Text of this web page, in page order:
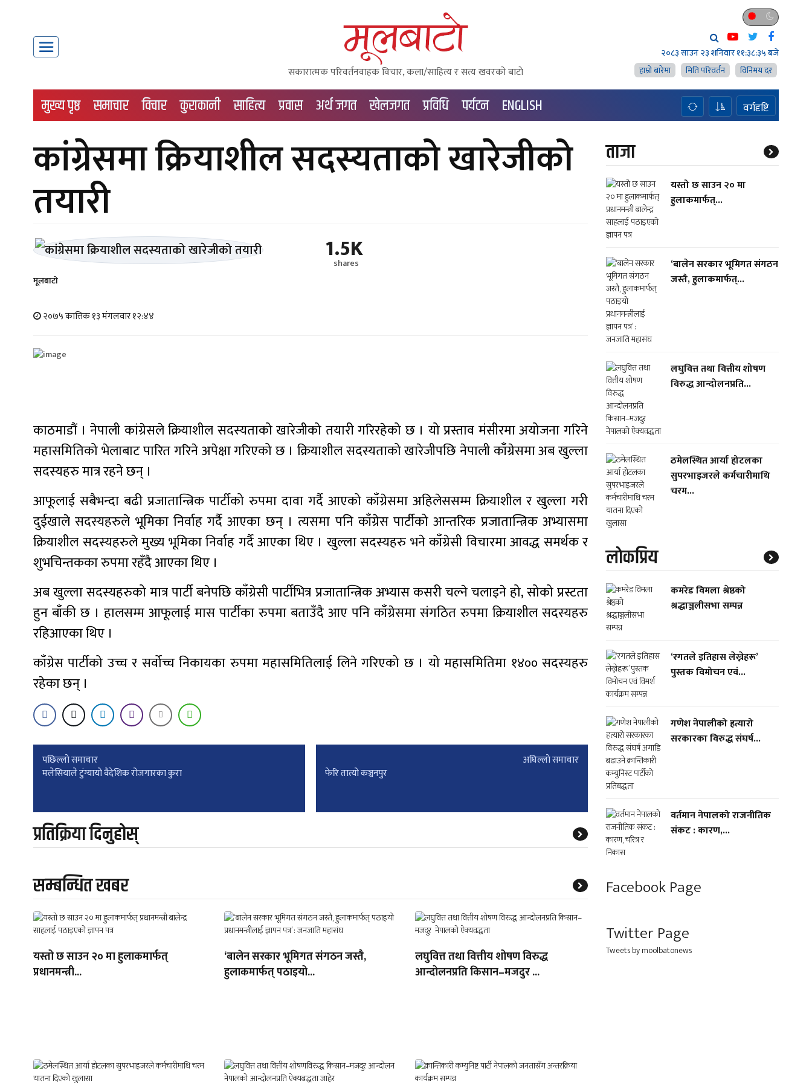
सकारात्मक परिवर्तनवाहक विचार, कला/साहित्य र सत्य खवरको बाटाे
२०८३ साउन २३ शनिवार११:३८:३५ बजे
हाम्राे बारेमा
मिति परिवर्तन विनिमय दर
मुख्य पृष्ठ समाचार विचार कुराकानी साहित्य प्रवास अर्थ जगत खेलजगत प्रविधि पर्यटन ENGLISH वर्गदृष्टि
कांग्रेसमा क्रियाशील सदस्यताको खारेजीको
तयारी
मूलबाटाे
२०७५ कात्तिक १३ मंगलवार १२:४४
1.5K
shares
काठमाडौं । नेपाली कांग्रेसले क्रियाशील सदस्यताको खारेजीको तयारी गरिरहेको छ । यो प्रस्ताव मंसीरमा अयोजना गरिने
महासमितिको भेलाबाट पारित गरिने अपेक्षा गरिएको छ । क्रियाशील सदस्यताको खारेजीपछि नेपाली काँग्रेसमा अब खुल्ला
सदस्यहरु मात्र रहने छन् ।
आफूलाई सबैभन्दा बढी प्रजातान्त्रिक पार्टीको रुपमा दावा गर्दै आएको काँग्रेसमा अहिलेससम्म क्रियाशील र खुल्ला गरी
दुईखाले सदस्यहरुले भूमिका निर्वाह गर्दै आएका छन् । त्यसमा पनि काँग्रेस पार्टीको आन्तरिक प्रजातान्त्रिक अभ्यासमा
क्रियाशील सदस्यहरुले मुख्य भूमिका निर्वाह गर्दै आएका थिए । खुल्ला सदस्यहरु भने काँग्रेसी विचारमा आवद्ध समर्थक र
शुभचिन्तकका रुपमा रहँदै आएका थिए ।
अब खुल्ला सदस्यहरुको मात्र पार्टी बनेपछि काँग्रेसी पार्टीभित्र प्रजातान्त्रिक अभ्यास कसरी चल्ने चलाइने हो, सोको प्रस्टता
हुन बाँकी छ । हालसम्म आफूलाई मास पार्टीका रुपमा बताउँदै आए पनि काँग्रेसमा संगठित रुपमा क्रियाशील सदस्यहरु
रहिआएका थिए ।
काँग्रेस पार्टीको उच्च र सर्वोच्च निकायका रुपमा महासमितिलाई लिने गरिएको छ । यो महासमितिमा १४०० सदस्यहरु
रहेका छन् ।
Post
पछिल्लाे समाचार
मलेसियाले टुंग्यायो वैदेशिक रोजगारका कुरा
अघिल्लाे समाचार
फेरि तात्यो कञ्चनपुर
प्रतिक्रिया दिनुहोस्
सम्बन्धित खबर
यस्तो छ साउन २० मा हुलाकमार्फत्
प्रधानमन्त्री...
‘बालेन सरकार भूमिगत संगठन जस्तै,
हुलाकमार्फत् पठाइयो...
लघुवित्त तथा वित्तीय शोषण विरुद्ध
आन्दोलनप्रति किसान–मजदुर ...
ताजा
यस्तो छ साउन २० मा
हुलाकमार्फत्...
‘बालेन सरकार भूमिगत संगठन
जस्तै, हुलाकमार्फत्...
लघुवित्त तथा वित्तीय शोषण
विरुद्ध आन्दोलनप्रति...
ठमेलस्थित आर्या होटलका
सुपरभाइजरले कर्मचारीमाथि
चरम...
लाेकप्रिय
कमरेड विमला श्रेष्ठको
श्रद्धाञ्जलीसभा सम्पन्न
‘रगतले इतिहास लेख्नेहरू’
पुस्तक विमोचन एवं...
गणेश नेपालीको हत्यारो
सरकारका विरुद्ध संघर्ष...
वर्तमान नेपालको राजनीतिक
संकट : कारण,...
Facebook Page
Twitter Page
Tweets by moolbatonews